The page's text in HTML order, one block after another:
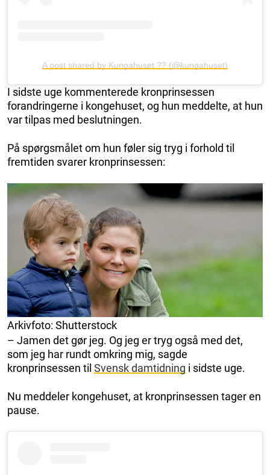
A post shared by Kungahuset ?? (@kungahuset)
I sidste uge kommenterede kronprinsessen
forandringerne i kongehuset, og hun meddelte, at hun
var tilpas med beslutningen.
På spørgsmålet om hun føler sig tryg i forhold til
fremtiden svarer kronprinsessen:
Arkivfoto: Shutterstock
– Jamen det gør jeg. Og jeg er tryg også med det,
som jeg har rundt omkring mig, sagde
kronprinsessen til Svensk damtidning i sidste uge.
Nu meddeler kongehuset, at kronprinsessen tager en
pause.